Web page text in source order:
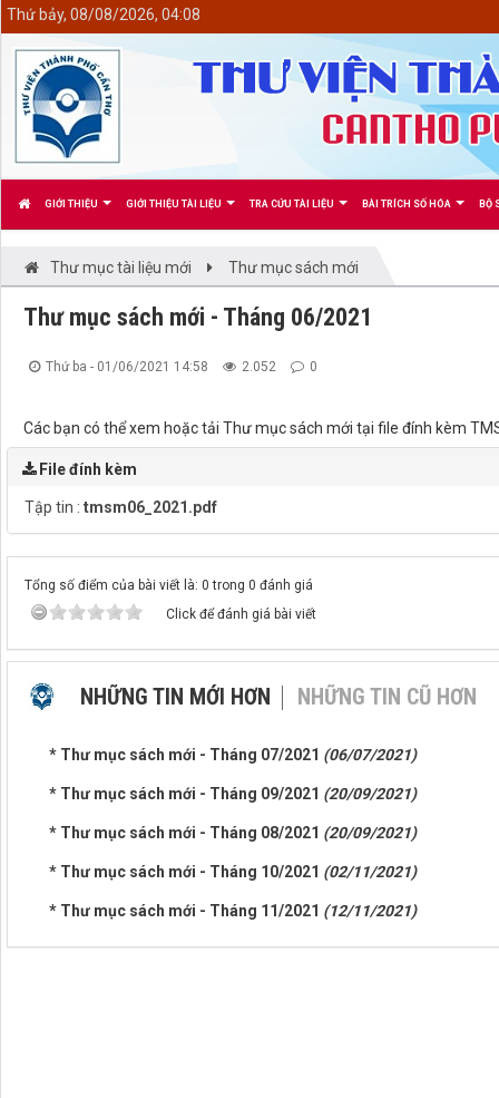
GIỚI THIỆU GIỚI THIỆU TÀI LIỆU TRA CỨU TÀI LIỆU BÀI TRÍCH SỐ HÓA BỘ
Thứ bảy, 08/08/2026, 04:08
Thư mục tài liệu mới Thư mục sách mới
Thư mục sách mới - Tháng 06/2021
Thứ ba - 01/06/2021 14:58 2.052 0
Các bạn có thể xem hoặc tải Thư mục sách mới tại file đính kèm
File đính kèm
Tập tin : tmsm06_2021.pdf
Tổng số điểm của bài viết là: 0 trong 0 đánh giá
Click để đánh giá bài viết
NHỮNG TIN MỚI HƠN NHỮNG TIN CŨ HƠN
* Thư mục sách mới - Tháng 07/2021 (06/07/2021)
* Thư mục sách mới - Tháng 09/2021 (20/09/2021)
* Thư mục sách mới - Tháng 08/2021 (20/09/2021)
* Thư mục sách mới - Tháng 10/2021 (02/11/2021)
* Thư mục sách mới - Tháng 11/2021 (12/11/2021)
<